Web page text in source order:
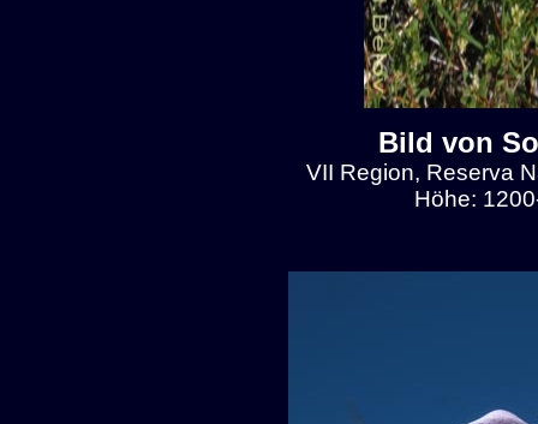
Bild von
VII Region, Reserva
Höhe: